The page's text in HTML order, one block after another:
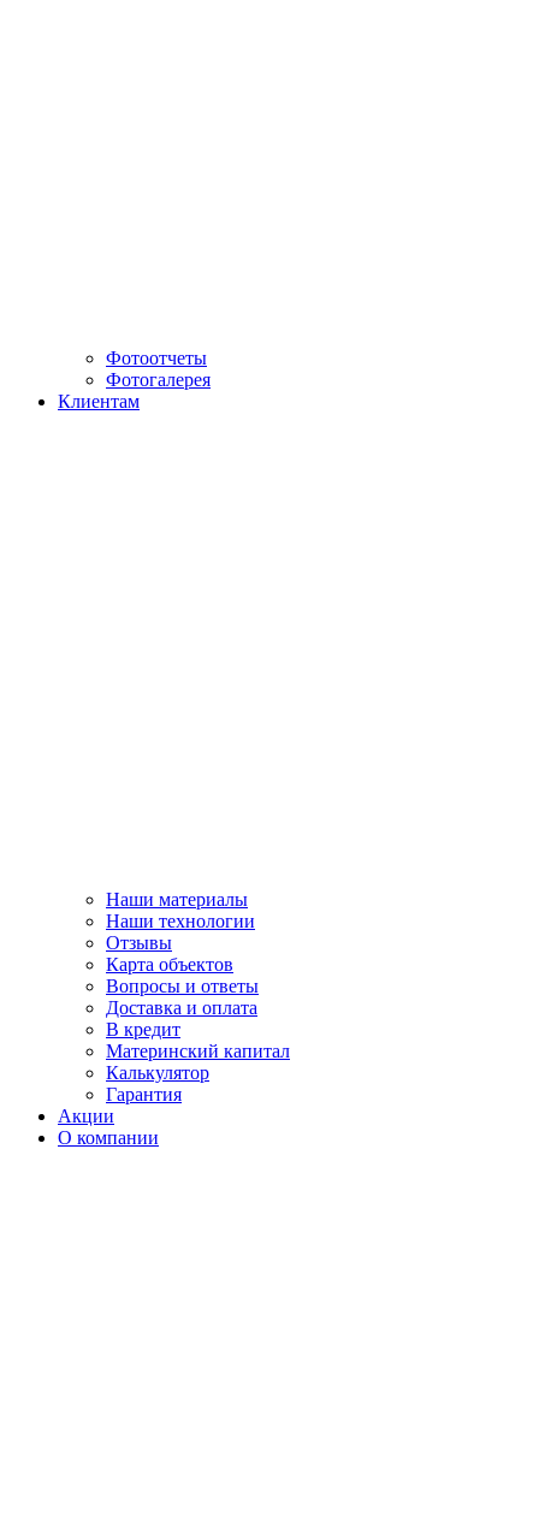
Фотоотчеты
Фотогалерея
Клиентам
Наши материалы
Наши технологии
Отзывы
Карта объектов
Вопросы и ответы
Доставка и оплата
В кредит
Материнский капитал
Калькулятор
Гарантия
Акции
О компании